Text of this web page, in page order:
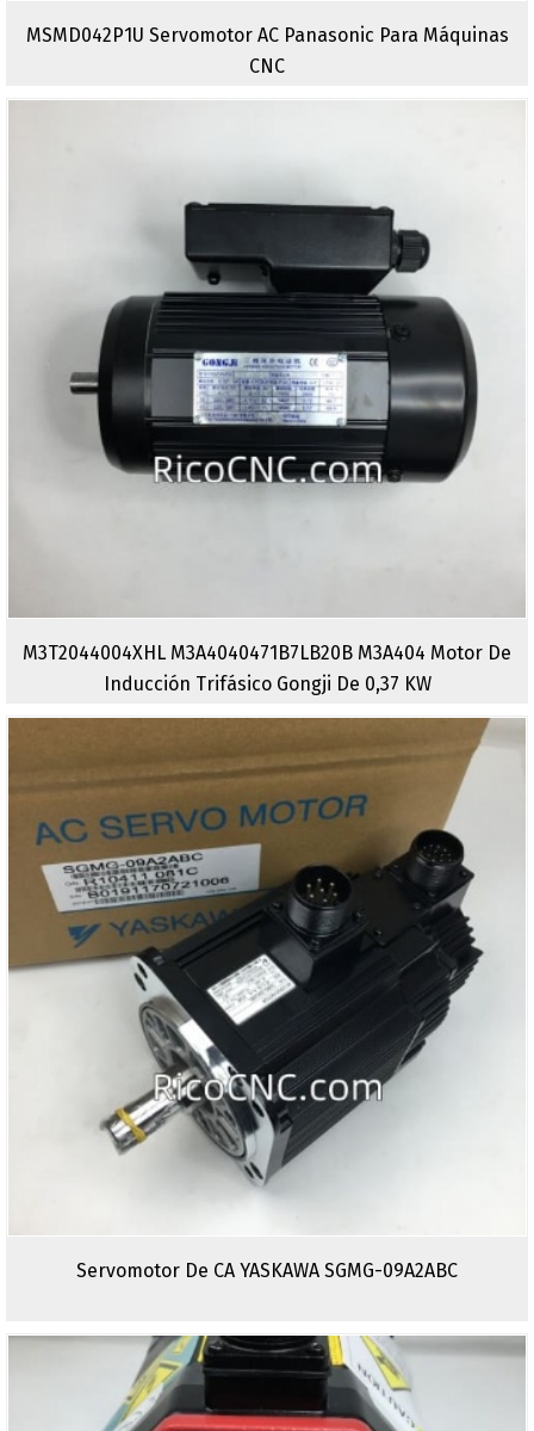
MSMD042P1U Servomotor AC Panasonic Para Máquinas
CNC
M3T2044004XHL M3A4040471B7LB20B M3A404 Motor De
Inducción Trifásico Gongji De 0,37 KW
Servomotor De CA YASKAWA SGMG-09A2ABC